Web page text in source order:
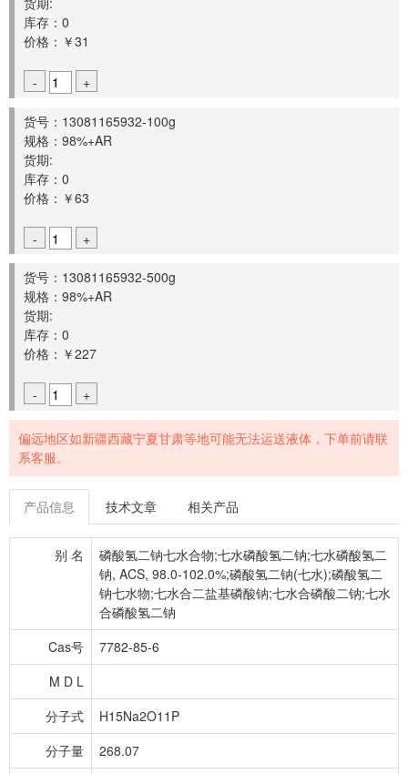
库存：0
价格：￥31
- +
货号：13081165932-100g
规格：98%+AR
货期:
库存：0
价格：￥63
- +
货号：13081165932-500g
规格：98%+AR
货期:
库存：0
价格：￥227
- +
偏远地区如新疆西藏宁夏甘肃等地可能无法运送液体，下单前请联
系客服。
产品信息 技术文章 相关产品
别 名
磷酸氢二钠七水合物;七水磷酸氢二钠;七水磷酸氢二
钠, ACS, 98.0-102.0%;磷酸氢二钠(七水);磷酸氢二
钠七水物;七水合二盐基磷酸钠;七水合磷酸二钠;七水
合磷酸氢二钠
Cas号
7782-85-6
M D L
分子式
H15Na2O11P
分子量
268.07